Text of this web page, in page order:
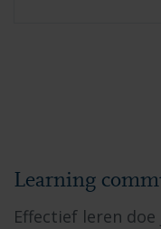
Learning
Effectief leren